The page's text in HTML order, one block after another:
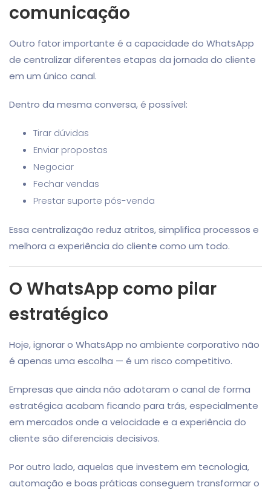
comunicação
Outro fator importante é a capacidade do WhatsApp
de centralizar diferentes etapas da jornada do cliente
em um único canal.
Dentro da mesma conversa, é possível:
Tirar dúvidas
Enviar propostas
Negociar
Fechar vendas
Prestar suporte pós-venda
Essa centralização reduz atritos, simplifica processos e
melhora a experiência do cliente como um todo.
O WhatsApp como pilar
estratégico
Hoje, ignorar o WhatsApp no ambiente corporativo não
é apenas uma escolha — é um risco competitivo.
Empresas que ainda não adotaram o canal de forma
estratégica acabam ficando para trás, especialmente
em mercados onde a velocidade e a experiência do
cliente são diferenciais decisivos.
Por outro lado, aquelas que investem em tecnologia,
automação e boas práticas conseguem transformar o